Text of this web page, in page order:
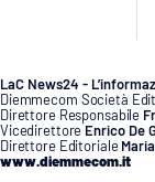
LaC News24 -
Diemmecom Società
Direttore Responsabile
Vicedirettore Enrico De
Direttore Editoriale
www.diemmecom.it